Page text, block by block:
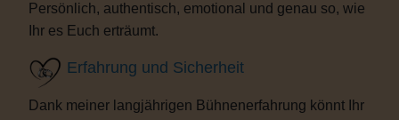
Persönlich, authentisch, emotional und genau so, wie
Ihr es Euch erträumt.
Erfahrung und Sicherheit
Dank meiner langjährigen Bühnenerfahrung könnt Ihr